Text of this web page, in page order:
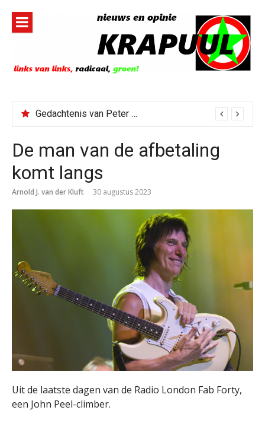
inhoud
Gedachtenis van Peter Faber
De man van de afbetaling
komt langs
Arnold J. van der Kluft 30 augustus 2023
Uit de laatste dagen van de Radio London Fab Forty,
een John Peel-climber.